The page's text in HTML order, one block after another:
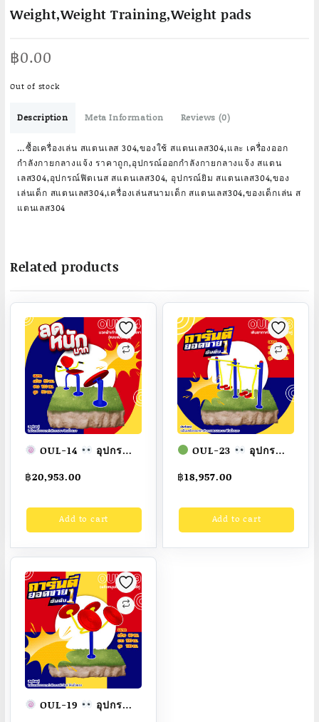
Weight,Weight Training,Weight pads
฿0.00
Out of stock
Description Meta Information Reviews (0)
…ซื้อเครื่องเล่น สแตนเลส 304,ของใช้ สแตนเลส304,และ เครื่องออก
กำลังกายกลางแจ้ง ราคาถูก,อุปกรณ์ออกกำลังกายกลางแจ้ง สแตน
เลส304,อุปกรณ์ฟิตเนส สแตนเลส304, อุปกรณ์ยิม สแตนเลส304,ของ
เล่นเด็ก สแตนเลส304,เครื่องเล่นสนามเด็ก สแตนเลส304,ของเด็กเล่น ส
แตนเลส304
Related products
OUL-14
อุปกรณ์
กำลังขา(แบบแป้นหมุน)
กลางแจ้งผู้ใหญ่
Fofansendai
ทำ
สีสวย
สั่งทำ 7-15 วัน
฿20,953.00
Add to cart
OUL-23
อุปกรณ์
กระแทกคู่ เครื่องออก
ขนาด
฿18,957.00
Add to cart
OUL-19
อุปกรณ์